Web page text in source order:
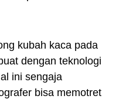
kubah kaca pada
dengan teknologi
ini sengaja
bisa memotret